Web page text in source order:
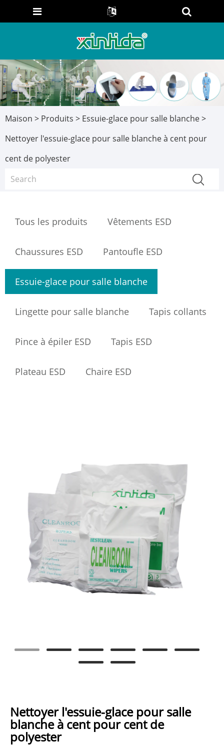
Maison > Produits > Essuie-glace pour salle blanche>
Nettoyer l'essuie-glace pour salle blanche à cent pour
cent de polyester
Tous les produits Vêtements ESD
Chaussures ESD Pantoufle ESD
Essuie-glace pour salle blanche
Lingette pour salle blanche Tapis collants
Pince à épiler ESD Tapis ESD
Plateau ESD Chaire ESD
Nettoyer l'essuie-glace pour salle
blanche à cent pour cent de
polyester